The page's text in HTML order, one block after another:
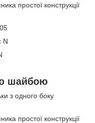
простої конструкції
N
шайбою
з одного боку
простої конструкції